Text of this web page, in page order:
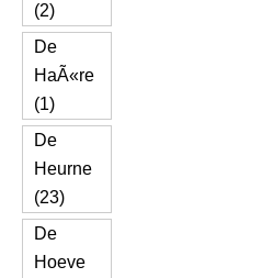
(2)
De
HaÃ«re
(1)
De
Heurne
(23)
De
Hoeve